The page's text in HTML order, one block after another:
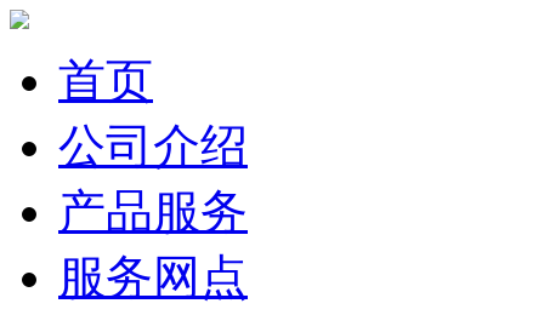
首页
公司介绍
产品服务
服务网点